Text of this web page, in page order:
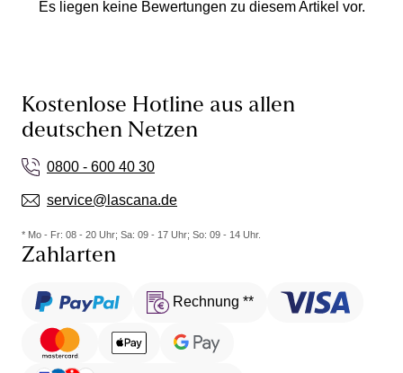
Es liegen keine Bewertungen zu diesem Artikel vor.
Kostenlose Hotline aus allen
deutschen Netzen
0800 - 600 40 30
service@lascana.de
* Mo - Fr: 08 - 20 Uhr; Sa: 09 - 17 Uhr; So: 09 - 14 Uhr.
Zahlarten
Rechnung **